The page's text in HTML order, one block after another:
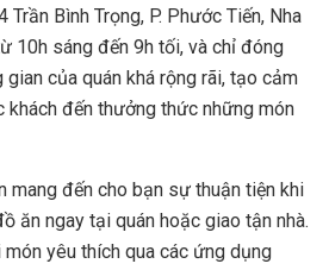
Trần Bình Trọng, P. Phước Tiến, Nha
10h sáng đến 9h tối, và chỉ đóng
của quán khá rộng rãi, tạo cảm
đến thưởng thức những món
mang đến cho bạn sự thuận tiện khi
ăn ngay tại quán hoặc giao tận nhà.
yêu thích qua các ứng dụng